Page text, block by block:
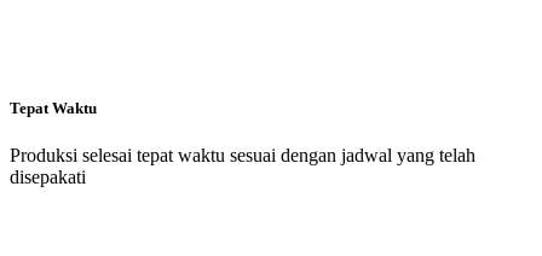
Tepat Waktu
Produksi selesai tepat waktu sesuai dengan jadwal yang telah
disepakati